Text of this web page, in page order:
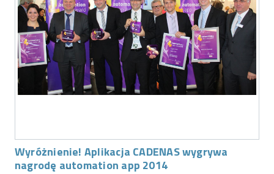
Wyróżnienie! Aplikacja CADENAS wygrywa
nagrodę automation app 2014